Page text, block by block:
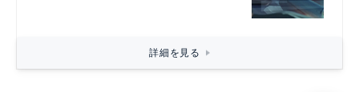
詳細を見る